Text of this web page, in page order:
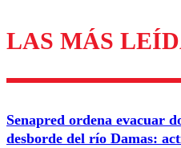
Los comentarios son
diálogo
Nombre
Correo
LAS MÁS
Senapred ordena evacuar
desborde del río Damas: